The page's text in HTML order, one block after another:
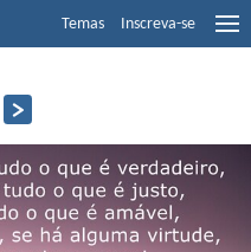
Temas Inscreva-se